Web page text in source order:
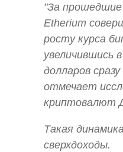
"За прошедшие
Etherium
росту курса
увеличившись
долларов
отмечает
криптовалют
Такая
сверхдоходы.